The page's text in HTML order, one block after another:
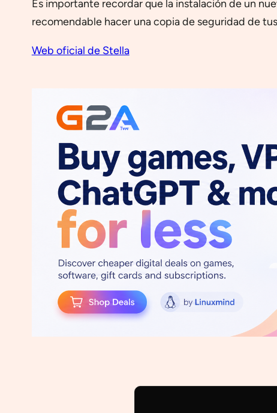
Es importante recordar que la instalación de un
recomendable hacer una copia de seguridad de
Web oficial de Stella